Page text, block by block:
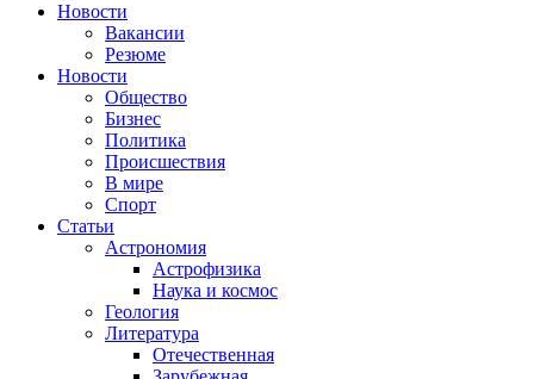
Новости
Вакансии
Резюме
Новости
Общество
Бизнес
Политика
Происшествия
В мире
Спорт
Статьи
Астрономия
Астрофизика
Наука и космос
Геология
Литература
Отечественная